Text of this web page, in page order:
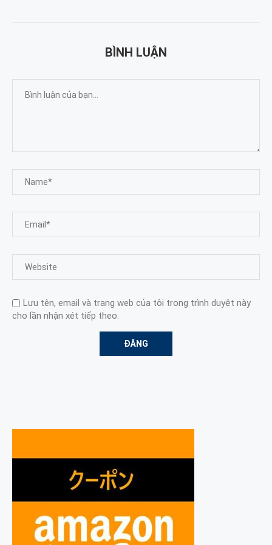
BÌNH LUẬN
Lưu tên, email và trang web của tôi trong trình duyệt này
cho lần nhận xét tiếp theo.